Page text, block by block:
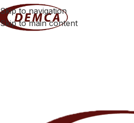
Skip to navigation
Skip to main content